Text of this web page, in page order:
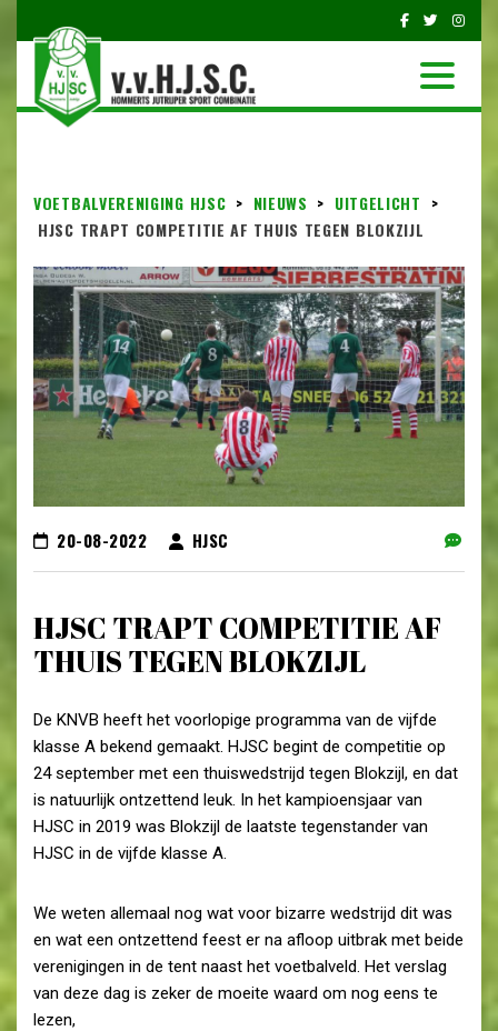
VOETBALVERENIGING HJSC > NIEUWS > UITGELICHT >
HJSC TRAPT COMPETITIE AF THUIS TEGEN BLOKZIJL
20-08-2022 HJSC
HJSC TRAPT COMPETITIE AF
THUIS TEGEN BLOKZIJL
De KNVB heeft het voorlopige programma van de vijfde
klasse A bekend gemaakt. HJSC begint de competitie op
24 september met een thuiswedstrijd tegen Blokzijl, en dat
is natuurlijk ontzettend leuk. In het kampioensjaar van
HJSC in 2019 was Blokzijl de laatste tegenstander van
HJSC in de vijfde klasse A.
We weten allemaal nog wat voor bizarre wedstrijd dit was
en wat een ontzettend feest er na afloop uitbrak met beide
verenigingen in de tent naast het voetbalveld. Het verslag
van deze dag is zeker de moeite waard om nog eens te
lezen,